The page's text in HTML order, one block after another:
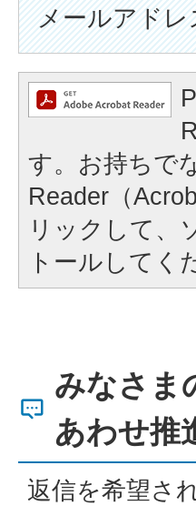
メールアドレ
す。お持ちで
Reader（
リックして、
トールしてく
みなさま
あわせ推
返信を希望さ